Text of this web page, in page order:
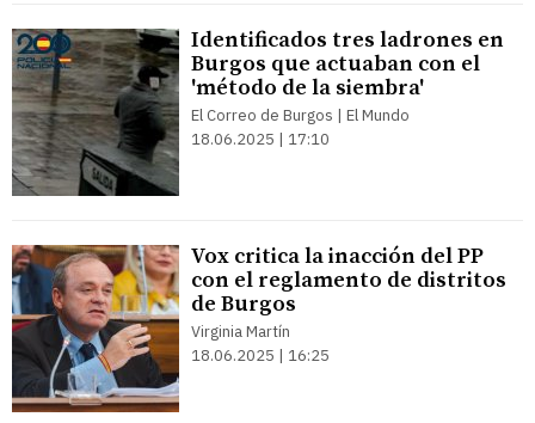
Identificados tres ladrones en
Burgos que actuaban con el
'método de la siembra'
El Correo de Burgos | El Mundo
18.06.2025 | 17:10
Vox critica la inacción del PP
con el reglamento de distritos
de Burgos
Virginia Martín
18.06.2025 | 16:25